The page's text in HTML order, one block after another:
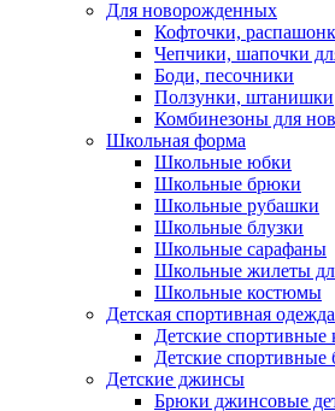
Для новорожденных
Кофточки,
Чепчики, шапочки
Боди, песочники
Ползунки, штанишки
Комбинезоны для
Школьная форма
Школьные юбки
Школьные брюки
Школьные рубашки
Школьные блузки
Школьные сарафаны
Школьные жилеты
Школьные костюмы
Детская спортивная одежда
Детские
Детские спортивные
Детские джинсы
Брюки джинсовые